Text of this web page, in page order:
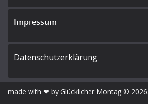
Impressum
Datenschutzerklärung
made with ❤ by Glücklicher Montag ©